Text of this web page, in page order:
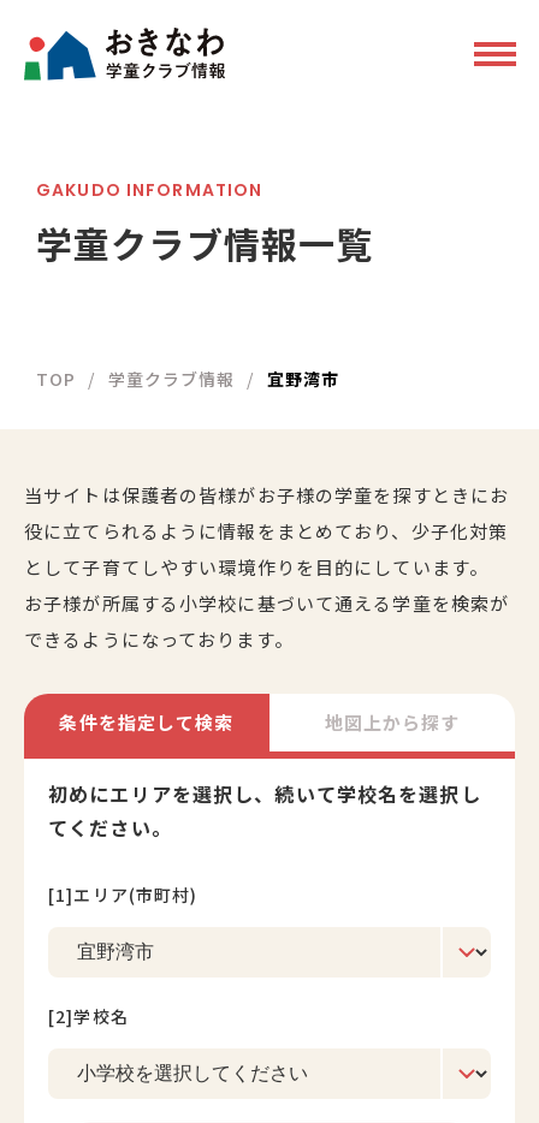
GAKUDO INFORMATION
学童クラブ情報一覧
TOP 学童クラブ情報 宜野湾市
当サイトは保護者の皆様がお子様の学童を探すときにお
役に立てられるように情報をまとめており、少子化対策
として子育てしやすい環境作りを目的にしています。
お子様が所属する小学校に基づいて通える学童を検索が
できるようになっております。
条件を指定して検索 地図上から探す
初めにエリアを選択し、続いて学校名を選択し
てください。
[1]エリア(市町村)
[2]学校名